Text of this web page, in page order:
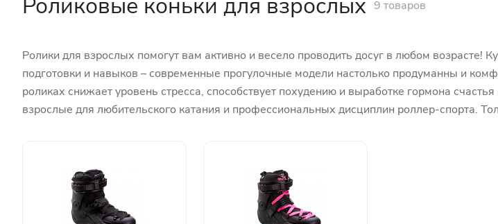
9 товаров
Ролики для взрослых помогут вам активно и весело проводить досуг в любом
подготовки и навыков – современные прогулочные модели настолько продуманны и
роликах снижает уровень стресса, способствует похудению и выработке гормона
взрослые для любительского катания и профессиональных дисциплин роллер-спорта.